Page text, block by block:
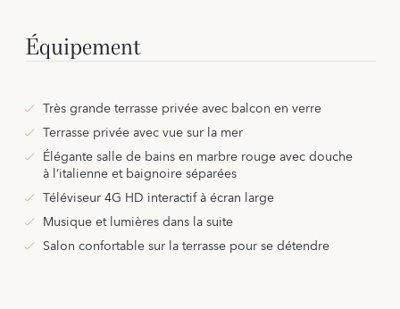
Équipement
Très grande terrasse privée avec balcon en verre
Terrasse privée avec vue sur la mer
Élégante salle de bains en marbre rouge avec douche
à l’italienne et baignoire séparées
Téléviseur 4G HD interactif à écran large
Musique et lumières dans la suite
Salon confortable sur la terrasse pour se détendre